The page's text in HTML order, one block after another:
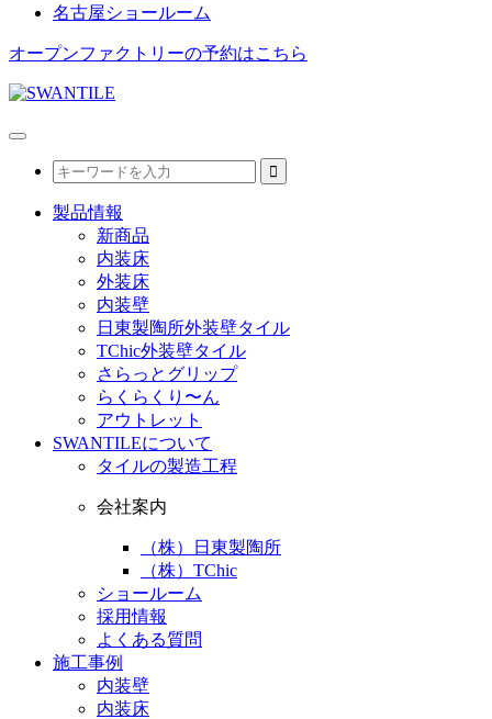
名古屋ショールーム
オープンファクトリーの予約はこちら
製品情報
新商品
内装床
外装床
内装壁
日東製陶所外装壁タイル
TChic外装壁タイル
さらっとグリップ
らくらくり〜ん
アウトレット
SWANTILEについて
タイルの製造工程
会社案内
（株）日東製陶所
（株）TChic
ショールーム
採用情報
よくある質問
施工事例
内装壁
内装床